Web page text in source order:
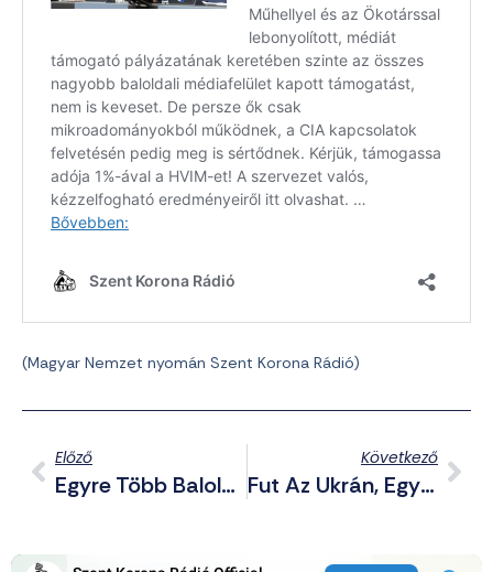
(Magyar Nemzet nyomán Szent Korona Rádió)
Előző
Egyre Több Baloldali Szereplő Tűnik Fel Magyar Péter Mögött
Következő
Fut Az Ukrán, Egyre Rosszabb A Morál